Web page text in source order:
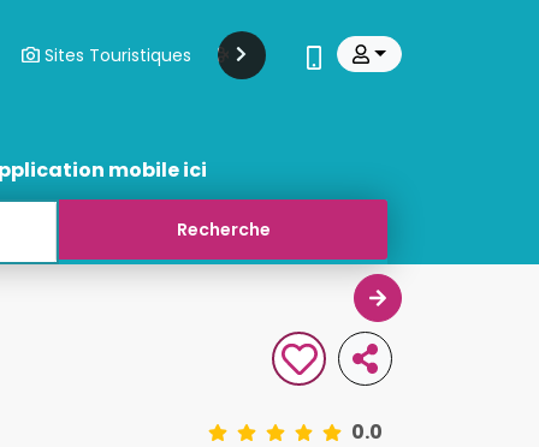
Sites Touristiques Modes Et Beauté
mobile ici
0.0